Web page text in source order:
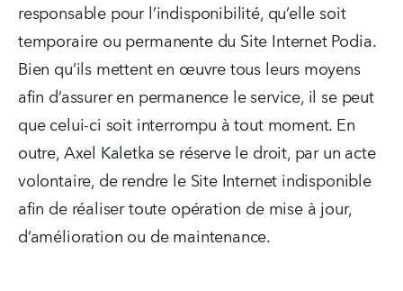
responsable pour l’indisponibilité, qu’elle soit
temporaire ou permanente du Site Internet Podia.
Bien qu’ils mettent en œuvre tous leurs moyens
afin d’assurer en permanence le service, il se peut
que celui-ci soit interrompu à tout moment. En
outre, Axel Kaletka se réserve le droit, par un acte
volontaire, de rendre le Site Internet indisponible
afin de réaliser toute opération de mise à jour,
d’amélioration ou de maintenance.